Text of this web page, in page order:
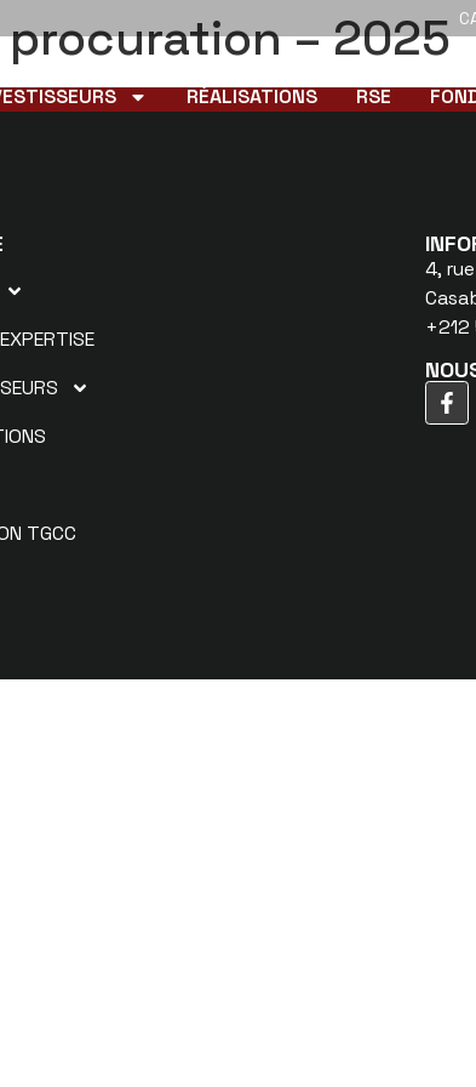
RÉALISATIONS RSE
– 2025
TGCC
4,